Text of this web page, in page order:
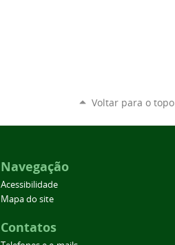
Voltar para o topo
Navegação
Acessibilidade
Mapa do site
Contatos